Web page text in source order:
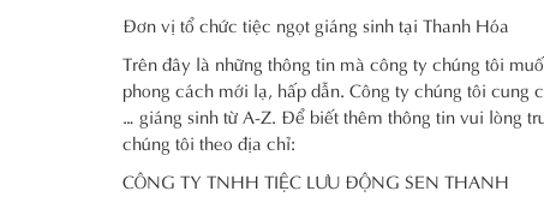
Đơn vị tổ chức tiệc ngọt giáng sinh tại Thanh Hóa
Trên đây là những thông tin mà công ty chúng tôi
phong cách mới lạ, hấp dẫn. Công ty chúng tôi
… giáng sinh từ A-Z. Để biết thêm thông tin vui lòng
chúng tôi theo địa chỉ:
CÔNG TY TNHH TIỆC LƯU ĐỘNG SEN THANH